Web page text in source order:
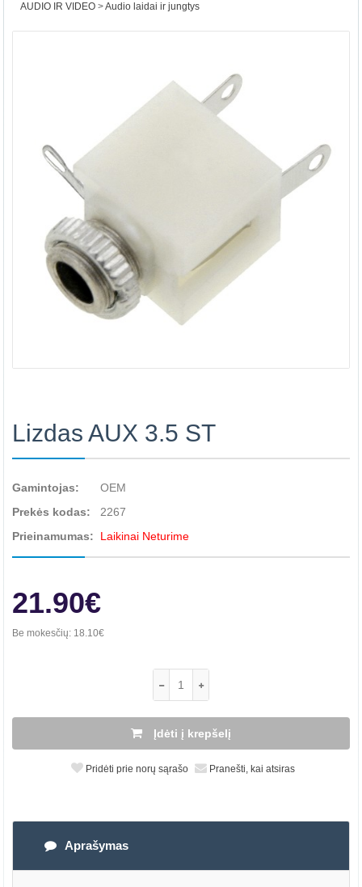
AUDIO IR VIDEO Audio laidai ir jungtys
Lizdas AUX 3.5 ST
Gamintojas:
OEM
Prekės kodas:
2267
Prieinamumas:
Laikinai Neturime
21.90€
Be mokesčių: 18.10€
Įdėti į krepšelį
Pridėti prie norų sąrašo Pranešti, kai atsiras
Aprašymas